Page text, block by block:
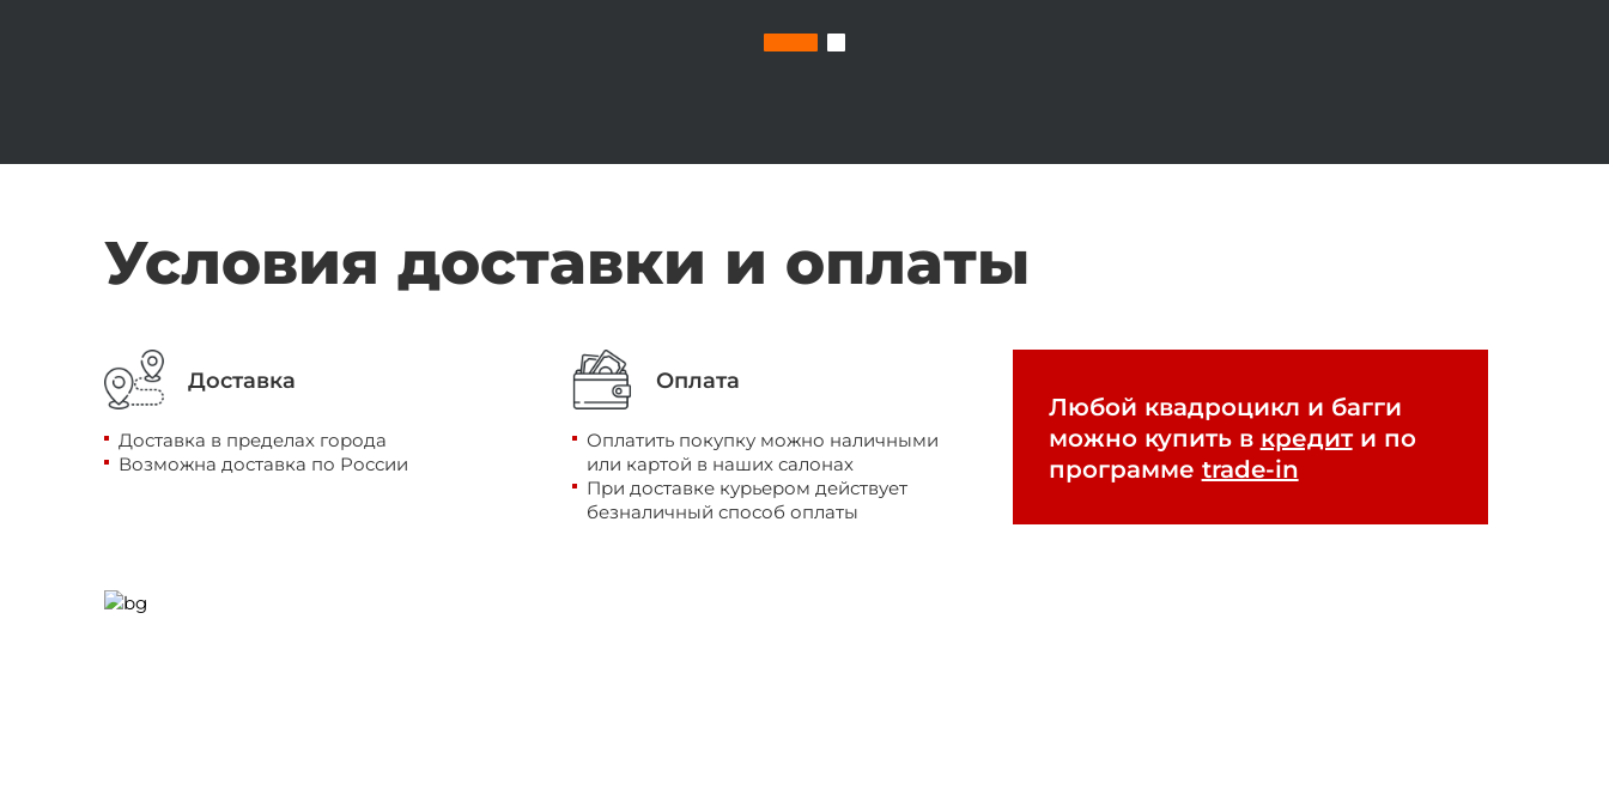
Условия доставки и оплаты
Доставка
Доставка в пределах города
Возможна доставка по России
Оплата
Оплатить покупку можно наличными
или картой в наших салонах
При доставке курьером действует
безналичный способ оплаты
Любой квадроцикл и багги
можно купить в кредити по
программе trade-in